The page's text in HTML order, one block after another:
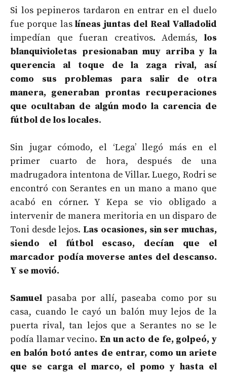
Si los pepineros tardaron en entrar en el duelo
fue porque laslíneas juntas del Real Valladolid
impedían que fueran creativos. Además, los
blanquivioletas presionaban muy arriba y la
querencia al toque de la zaga rival, así
como sus problemas para salir de otra
manera, generaban prontas recuperaciones
que ocultaban de algún modo la carencia de
fútbol de los locales.
Sin jugar cómodo, el ‘Lega’ llegó más en el
primer cuarto de hora, después de una
madrugadora intentona de Villar. Luego, Rodri se
encontró con Serantes en un mano a mano que
acabó en córner. Y Kepa se vio obligado a
intervenir de manera meritoria en un disparo de
Toni desde lejos. Las ocasiones, sin ser muchas,
siendo el fútbol escaso, decían que el
marcador podía moverse antes del descanso.
Y se movió.
Samuel pasaba por allí, paseaba como por su
casa, cuando le cayó un balón muy lejos de la
puerta rival, tan lejos que a Serantes no se le
podía llamar vecino. En un acto de fe, golpeó, y
en balón botó antes de entrar, como un ariete
que se carga el marco, el pomo y hasta el